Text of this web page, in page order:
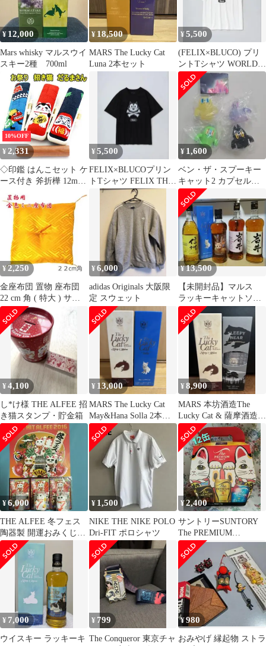
¥ 12,000
Mars whisky マルスウイ
スキー2種 700ml
¥ 18,500
MARS The Lucky Cat
Luna 2本セット
¥5,500
(FELIX×BLUCO) プリ
ントTシャツ WORLD
WIDE ホワイトL
10%OFF
¥ 2,331
◇印鑑 はんこセット ケ
ース付き 斧折樺 12mm
THEにっぽん 日本 かわ
いい 印鑑ケース ケース
付きセット 朱肉付き 旧
字 特殊文字 作成 OK プ
レゼント ギフト 日本
お土産（12ミリ）
¥5,500
FELIX×BLUCOプリン
トTシャツ FELIX THE
CAT ブラックXL
¥ 1,600
ベン・ザ・スプーキー
キャット2 カプセルト
イ4種セット
¥2,250
金座布団 置物 座布団
22 cm 角 ( 特大 ) サイ
ズ
¥6,000
adidas Originals 大阪限
定 スウェット
¥13,500
【未開封品】マルス
ラッキーキャットソラ
／岩井ワインカスク・
トラディション／信州
¥4,100
し*け様 THE ALFEE 招
き猫スタンプ・貯金箱
¥ 13,000
MARS The Lucky Cat
May&Hana Solla 2本セ
ット
¥8,900
MARS 本坊酒造The
Lucky Cat & 薩摩酒造
Sleepy Bear
¥6,000
THE ALFEE 冬フェス
陶器製 開運おみくじ招
き猫 桜猫 坂猫 高
猫セット
¥ 1,500
NIKE THE NIKE POLO
Dri-FIT ポロシャツ
¥2,400
サントリーSUNTORY
The PREMIUM
MALT'S☆3種セット12
缶
¥ 7,000
ウイスキー ラッキーキ
¥ 799
The Conqueror 東京チャ
¥980
おみやげ 縁起物 ストラ